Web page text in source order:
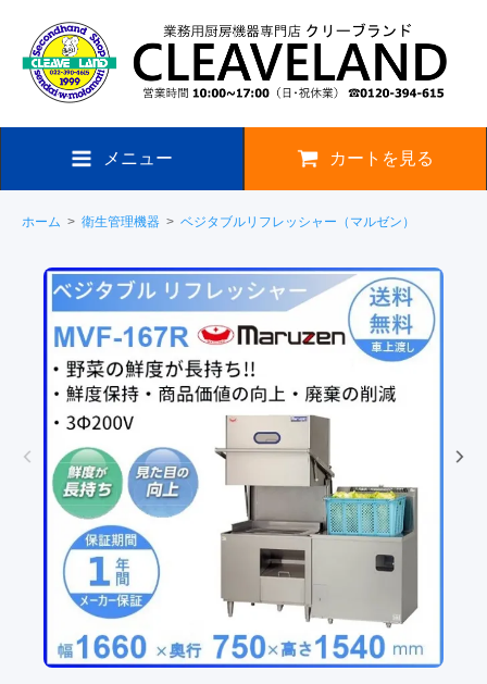
メニュー カートを見る
ホーム > 衛生管理機器 > ベジタブルリフレッシャー（マルゼン）